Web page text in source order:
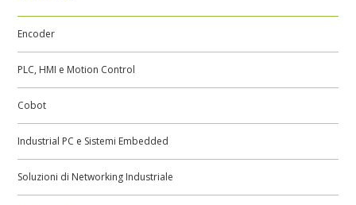
Encoder
PLC, HMI e Motion Control
Cobot
Industrial PC e Sistemi Embedded
Soluzioni di Networking Industriale